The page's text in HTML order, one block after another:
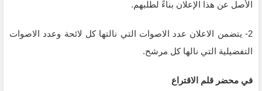
الأصل عن هذا الإعلان بناءً لطلبهم.
2- يتضمن الاعلان عدد الاصوات التي نالتها كل لائحة وعدد الاصوات
التفضيلية التي نالها كل مرشح.
في محضر قلم الاقتراع